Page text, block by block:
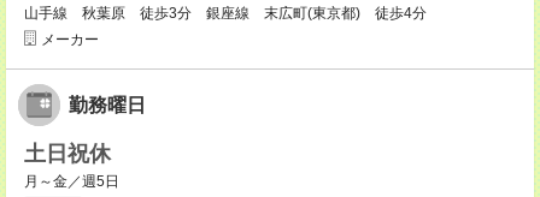
山手線 秋葉原 徒歩3分 銀座線 末広町(東京都) 徒歩4分
メーカー
勤務曜日
土日祝休
月～金／週5日